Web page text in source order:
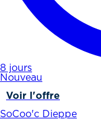
8 jours
Nouveau
Voir l'offre
SoCoo'c Dieppe